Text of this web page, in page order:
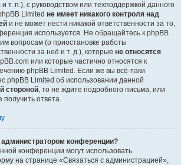
т. п.), с руководством или техподдержкой данного
Limited не имеет никакого контроля над
и не может нести никакой ответственности за то,
используется. Не обращайтесь к phpBB
вопросам (о приостановке работы
за неё и т. д.), которые не относятся
или которые частично относятся к
phpBB Limited. Если же вы всё-таки
phpBB Limited об использовании данной
стороной, то не ждите подробного письма, или
ответа.
администратором конференции?
конференции могут использовать
на странице «Связаться с администрацией»,